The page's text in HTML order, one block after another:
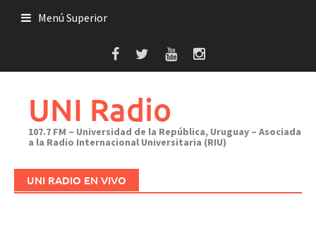
Menú Superior
UNI Radio
107.7 FM – Universidad de la República, Uruguay – Asociada
a la Radio Internacional Universitaria (RIU)
UNI RADIO EN VIVO